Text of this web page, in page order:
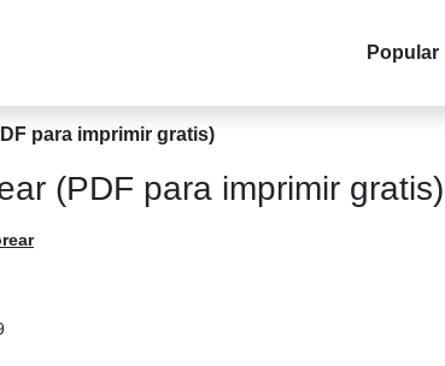
Popular
para imprimir gratis)
(PDF para imprimir gratis)